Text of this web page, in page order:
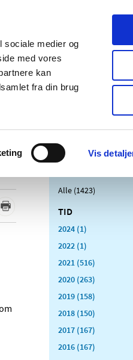
sociale medier og
med vores
kan
fra din brug
Vis
Udgivelser
Medicinsk
Særlige
Alle (1423)
TID
2024 (1)
2022 (1)
2021 (516)
2020 (263)
2019 (158)
2018 (150)
2017 (167)
2016 (167)